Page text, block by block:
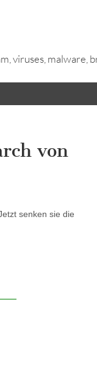
viruses, malware,
von
senken sie die